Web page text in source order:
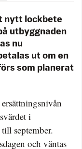
nytt lockbete
utbyggnaden
nu
ut om en
som planerat
i
september.
och väntas